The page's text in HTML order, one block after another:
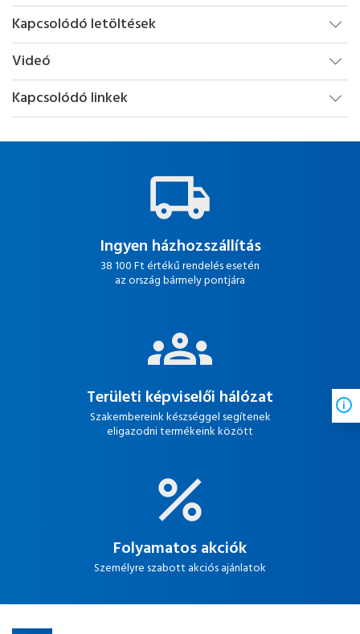
Kapcsolódó letöltések
Videó
Kapcsolódó linkek
Ingyen házhozszállítás
38 100 Ft értékű rendelés esetén
az ország bármely pontjára
Területi képviselői hálózat
Szakembereink készséggel segítenek
eligazodni termékeink között
Folyamatos akciók
Személyre szabott akciós ajánlatok